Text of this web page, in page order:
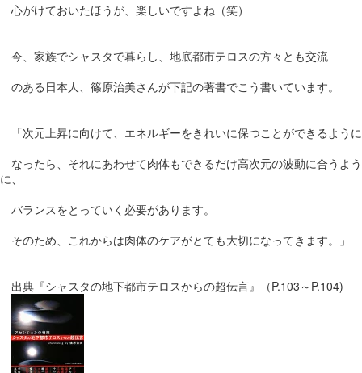
心がけておいたほうが、楽しいですよね（笑）
今、家族でシャスタで暮らし、地底都市テロスの方々とも交流
のある日本人、篠原治美さんが下記の著書でこう書いています。
「次元上昇に向けて、エネルギーをきれいに保つことができるように
なったら、それにあわせて肉体もできるだけ高次元の波動に合うよう
に、
バランスをとっていく必要があります。
そのため、これからは肉体のケアがとても大切になってきます。」
出典『シャスタの地下都市テロスからの超伝言』（P.103～P.104)